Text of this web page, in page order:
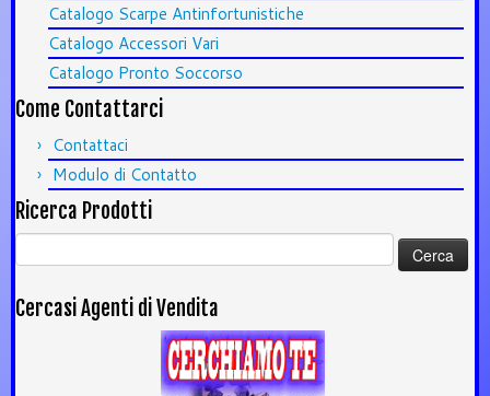
Catalogo Scarpe Antinfortunistiche
Catalogo Accessori Vari
Catalogo Pronto Soccorso
Come Contattarci
Contattaci
Modulo di Contatto
Ricerca Prodotti
Ricerca
per:
Cercasi Agenti di Vendita